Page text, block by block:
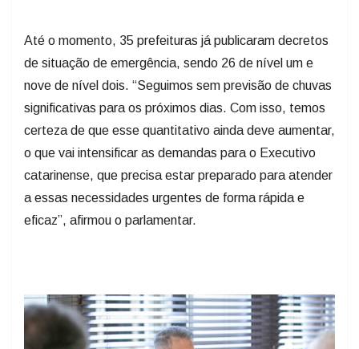
Até o momento, 35 prefeituras já publicaram decretos
de situação de emergência, sendo 26 de nível um e
nove de nível dois. “Seguimos sem previsão de chuvas
significativas para os próximos dias. Com isso, temos
certeza de que esse quantitativo ainda deve aumentar,
o que vai intensificar as demandas para o Executivo
catarinense, que precisa estar preparado para atender
a essas necessidades urgentes de forma rápida e
eficaz”, afirmou o parlamentar.